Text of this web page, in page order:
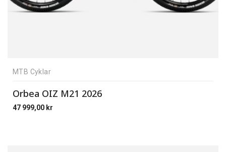
MTB Cyklar
Orbea OIZ M21 2026
47 999,00 kr